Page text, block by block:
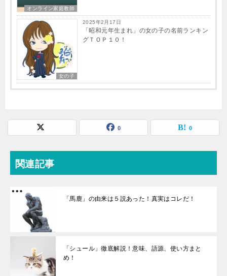
オンライン家庭教師
女の子
2025年2月17日
「昭和元年生まれ」の女の子の名前ランキン
グＴＯＰ１０！
0 0
関連記事
「馬鹿」の由来は５説あった！真実はコレだ！
「シュール」徹底解説！意味、語源、使い方まと
め！